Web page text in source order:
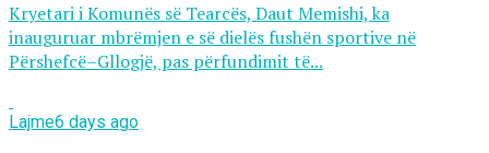
Kryetari i Komunës së Tearcës, Daut Memishi, ka
inauguruar mbrëmjen e së dielës fushën sportive në
Përshefcë–Gllogjë, pas përfundimit të...
Lajme6 days ago